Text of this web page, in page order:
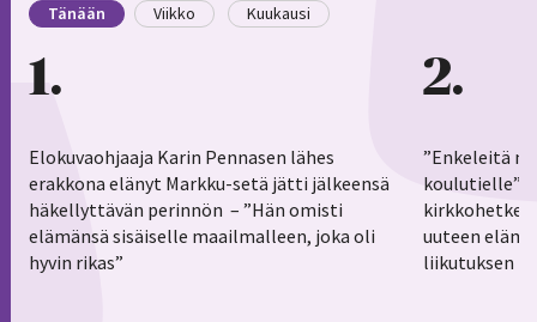
Tänään Viikko Kuukausi
1
Elokuvaohjaaja Karin Pennasen lähes
erakkona elänyt Markku-setä jätti jälkeensä
häkellyttävän perinnön – ”Hän omisti
elämänsä sisäiselle maailmalleen, joka oli
hyvin rikas”
2
”Enkeleitä
koulutielle”–
uuteen
liikutuksen